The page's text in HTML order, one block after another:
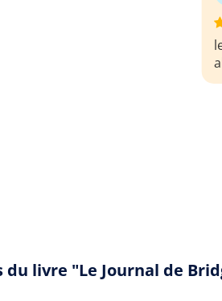
du livre "Le Journal de